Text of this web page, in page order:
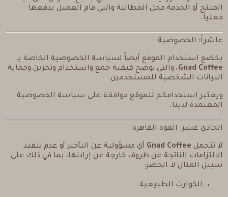
المنتج أو الخدمة محل المطالبة والتي قام العميل بدفعها
فعلياً.
عاشراً: الخصوصية
يخضع استخدام الموقع أيضاً لسياسة الخصوصية الخاصة بـ
Gnad Coffee، والتي توضح كيفية جمع واستخدام وتخزين وحماية
البيانات الشخصية للمستخدمين.
ويعتبر استخدامكم للموقع موافقة على سياسة الخصوصية
المعتمدة لدينا.
الحادي عشر: القوة القاهرة
لا تتحمل Gnad Coffee أي مسؤولية عن التأخير أو عدم تنفيذ
الالتزامات الناتجة عن ظروف خارجة عن إرادتها، بما في ذلك على
سبيل المثال لا الحصر:
الكوارث الطبيعية.